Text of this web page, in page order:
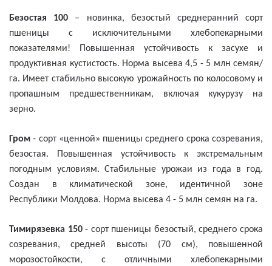
Безостая 100 – новинка, безостый среднеранний сорт
пшеницы с исключительными хлебопекарными
показателями! Повышенная устойчивость к засухе и
продуктивная кустистость. Норма высева 4,5 - 5 млн семян/
га. Имеет стабильно высокую урожайность по колосовому и
пропашным предшественникам, включая кукурузу на
зерно.
Гром - сорт «ценной» пшеницы среднего срока созревания,
безостая. Повышенная устойчивость к экстремальным
погодным условиям. Стабильные урожаи из года в год.
Создан в климатической зоне, идентичной зоне
Республики Молдова. Норма высева 4 - 5 млн семян на га.
Тимирязевка 150- сорт пшеницы безостый, среднего срока
созревания, средней высоты (70 см), повышенной
морозостойкости, с отличными хлебопекарными